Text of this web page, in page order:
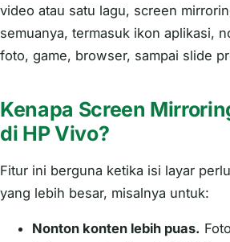
video atau satu lagu, screen
semuanya, termasuk ikon aplikasi,
foto, game, browser, sampai slide
Kenapa Screen
di HP Vivo?
Fitur ini berguna ketika isi layar
yang lebih besar, misalnya untuk:
Nonton konten lebih puas.